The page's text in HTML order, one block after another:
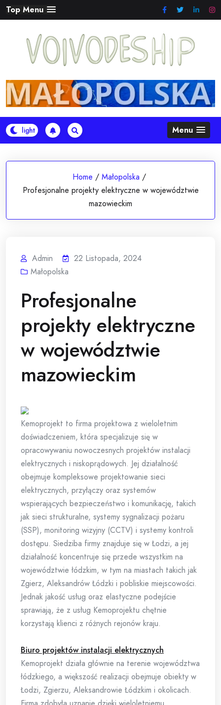
Skip
to
Top Menu
Menu
Home / Małopolska /
Profesjonalne projekty elektryczne w województwie
mazowieckim
Admin
22 Listopada, 2024
Małopolska
Profesjonalne
projekty elektryczne
w województwie
mazowieckim
Kemoprojekt to firma projektowa z wieloletnim
doświadczeniem, która specjalizuje się w
opracowywaniu nowoczesnych projektów instalacji
elektrycznych i niskoprądowych. Jej działalność
obejmuje kompleksowe projektowanie sieci
elektrycznych, przyłączy oraz systemów
wspierających bezpieczeństwo i komunikację, takich
jak sieci strukturalne, systemy sygnalizacji pożaru
(SSP), monitoring wizyjny (CCTV) i systemy kontroli
dostępu. Siedziba firmy znajduje się w Łodzi, a jej
działalność koncentruje się przede wszystkim na
województwie łódzkim, w tym na miastach takich jak
Zgierz, Aleksandrów Łódzki i pobliskie miejscowości.
Jednak jakość usług oraz elastyczne podejście
sprawiają, że z usług Kemoprojektu chętnie
korzystają klienci z różnych rejonów kraju.
Biuro projektów instalacji elektrycznych
Kemoprojekt działa głównie na terenie województwa
łódzkiego, a większość realizacji obejmuje obiekty w
Łodzi, Zgierzu, Aleksandrowie Łódzkim i okolicach.